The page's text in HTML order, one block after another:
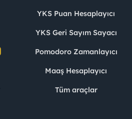
YKS Puan Hesaplayıcı
YKS Geri Sayım Sayacı
Pomodoro Zamanlayıcı
Maaş Hesaplayıcı
Tüm araçlar